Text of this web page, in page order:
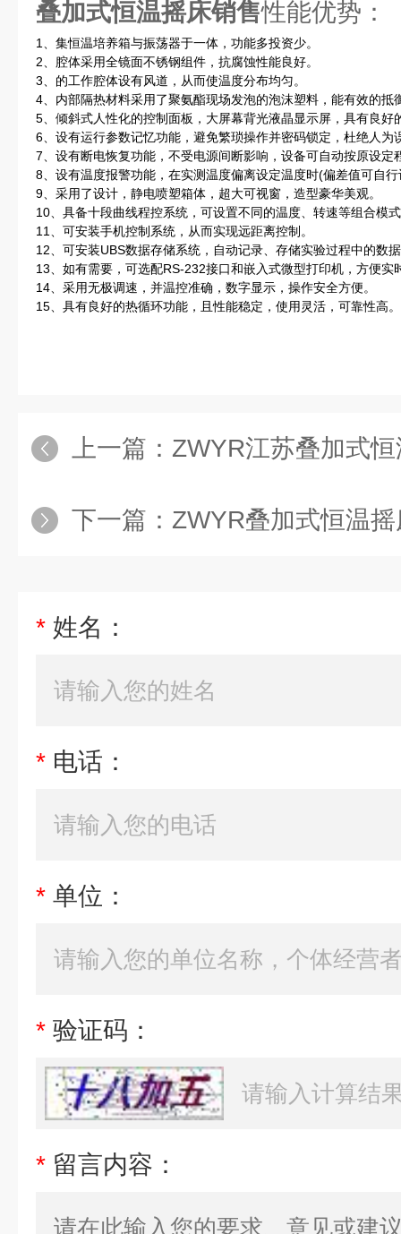
叠加式恒温摇床销售性能优势：
1、集恒温培养箱与振荡器于一体，功能多投资少。
2、腔体采用全镜面不锈钢组件，抗腐蚀性能良好。
3、的工作腔体设有风道，从而使温度分布均匀。
4、内部隔热材料采用了聚氨酯现场发泡的泡沫塑料，能有效的
5、倾斜式人性化的控制面板，大屏幕背光液晶显示屏，具有良好
6、设有运行参数记忆功能，避免繁琐操作并密码锁定，杜绝人为
7、设有断电恢复功能，不受电源间断影响，设备可自动按原设定
8、设有温度报警功能，在实测温度偏离设定温度时(偏差值可自
9、采用了设计，静电喷塑箱体，超大可视窗，造型豪华美观。
10、具备十段曲线程控系统，可设置不同的温度、转速等组合模
11、可安装手机控制系统，从而实现远距离控制。
12、可安装UBS数据存储系统，自动记录、存储实验过程中的数
13、如有需要，可选配RS-232接口和嵌入式微型打印机，方便实
14、采用无极调速，并温控准确，数字显示，操作安全方便。
15、具有良好的热循环功能，且性能稳定，使用灵活，可靠性高。
上一篇： ZWYR江苏叠加式
下一篇： ZWYR叠加式恒温
* 姓名：
* 电话：
* 单位：
* 验证码：
* 留言内容：